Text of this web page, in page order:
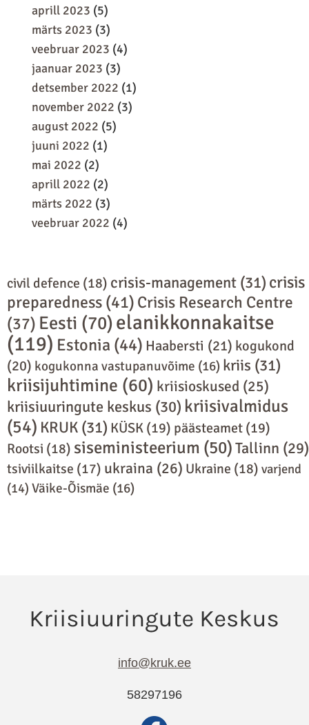
aprill 2023 (5)
märts 2023 (3)
veebruar 2023 (4)
jaanuar 2023 (3)
detsember 2022 (1)
november 2022 (3)
august 2022 (5)
juuni 2022 (1)
mai 2022 (2)
aprill 2022 (2)
märts 2022 (3)
veebruar 2022 (4)
civil defence (18) crisis-management (31) crisis
preparedness (41) Crisis Research Centre
(37) Eesti (70)elanikkonnakaitse
(119) Estonia (44) Haabersti (21) kogukond
(20) kogukonna vastupanuvõime (16) kriis (31)
kriisijuhtimine (60) kriisioskused (25)
kriisiuuringute keskus (30) kriisivalmidus
(54) KRUK (31) KÜSK (19) päästeamet (19)
Rootsi (18) siseministeerium (50)Tallinn (29)
tsiviilkaitse (17) ukraina (26) Ukraine (18) varjend
(14) Väike-Õismäe (16)
info@kruk.ee
58297196